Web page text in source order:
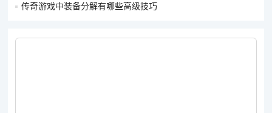
害更高，在战斗中能够迅速击败对手。
传奇游戏中装备分解有哪些高级技巧